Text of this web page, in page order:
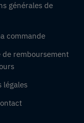
générales de
commande
de remboursement
légales